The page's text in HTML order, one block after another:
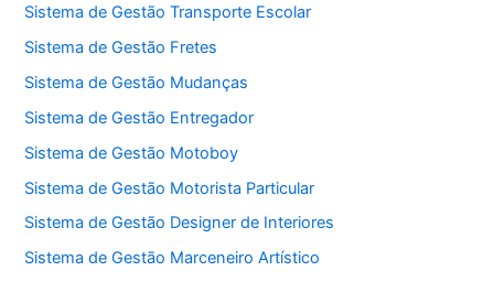
Sistema de Gestão Transporte Escolar
Sistema de Gestão Fretes
Sistema de Gestão Mudanças
Sistema de Gestão Entregador
Sistema de Gestão Motoboy
Sistema de Gestão Motorista Particular
Sistema de Gestão Designer de Interiores
Sistema de Gestão Marceneiro Artístico